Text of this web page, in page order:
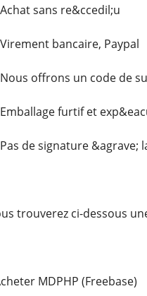
sans re&ccedil;u
bancaire, Paypal
offrons un code de
furtif et
de signature &agrave;
trouverez ci-dessous
MDPHP (Freebase)